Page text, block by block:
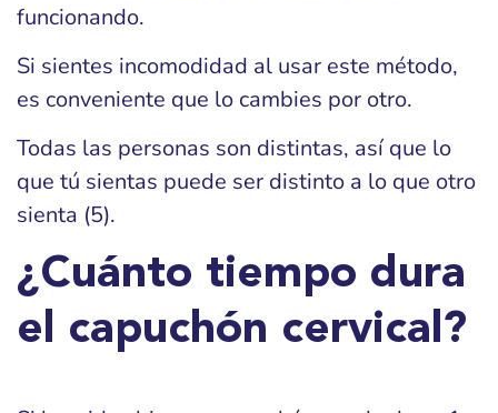
funcionando.
Si sientes incomodidad al usar este método,
es conveniente que lo cambies por otro.
Todas las personas son distintas, así que lo
que tú sientas puede ser distinto a lo que otro
sienta (5).
¿Cuánto tiempo dura
el capuchón cervical?